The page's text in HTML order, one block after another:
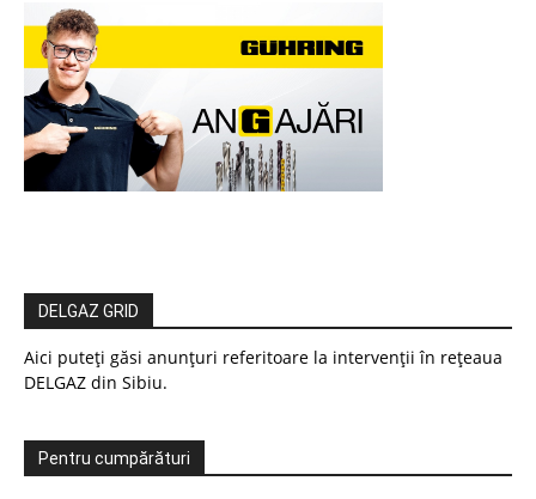
DELGAZ GRID
Aici puteți găsi anunțuri referitoare la intervenții în rețeaua
DELGAZ din Sibiu.
Pentru cumpărături